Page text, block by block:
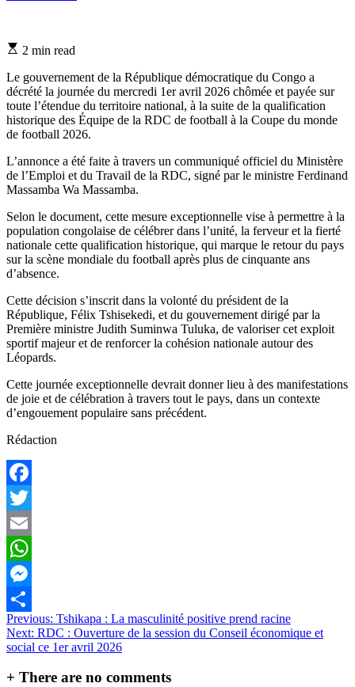
Estimated
time
2 min read
Le gouvernement de la République démocratique du Congo a
décrété la journée du mercredi 1er avril 2026 chômée et payée sur
toute l’étendue du territoire national, à la suite de la qualification
historique des Équipe de la RDC de football à la Coupe du monde
de football 2026.
L’annonce a été faite à travers un communiqué officiel du Ministère
de l’Emploi et du Travail de la RDC, signé par le ministre Ferdinand
Massamba Wa Massamba.
Selon le document, cette mesure exceptionnelle vise à permettre à la
population congolaise de célébrer dans l’unité, la ferveur et la fierté
nationale cette qualification historique, qui marque le retour du pays
sur la scène mondiale du football après plus de cinquante ans
d’absence.
Cette décision s’inscrit dans la volonté du président de la
République, Félix Tshisekedi, et du gouvernement dirigé par la
Première ministre Judith Suminwa Tuluka, de valoriser cet exploit
sportif majeur et de renforcer la cohésion nationale autour des
Léopards.
Cette journée exceptionnelle devrait donner lieu à des manifestations
de joie et de célébration à travers tout le pays, dans un contexte
d’engouement populaire sans précédent.
Rédaction
Facebook
Twitter
Email
WhatsApp
Messenger
Partager
Navigation
de
Previous: Tshikapa : La masculinité positive prend racine
Next: RDC : Ouverture de la session du Conseil économique et
social ce 1er avril 2026
+ There are no comments